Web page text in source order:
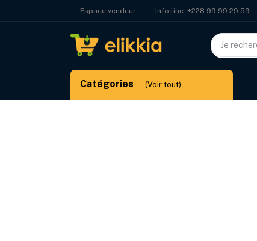
Espace vendeur Info line: +228 99 99 29 59
Catégories (Voir tout)